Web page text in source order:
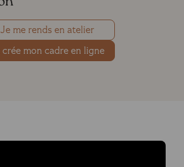
Je me rends en atelier
crée mon cadre en ligne